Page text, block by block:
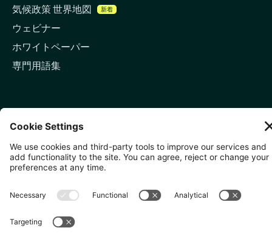
気候政策 世界地図
新着
ウェビナー
ホワイトペーパー
専門用語集
お問い合わせ
LinkedInメールアドレス
WC1V 6DF
10 Anson Rd, #05-01,
079903
〒107-0052 東京都港区赤坂5